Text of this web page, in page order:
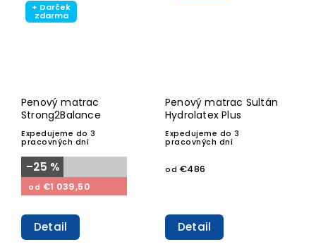
+ Darček
zdarma
Penový matrac
Strong2Balance
Expedujeme do 3
pracovných dní
–25 %
od €1 039,50
Detail
Penový matrac Sultán
Hydrolatex Plus
Expedujeme do 3
pracovných dní
od €486
Detail